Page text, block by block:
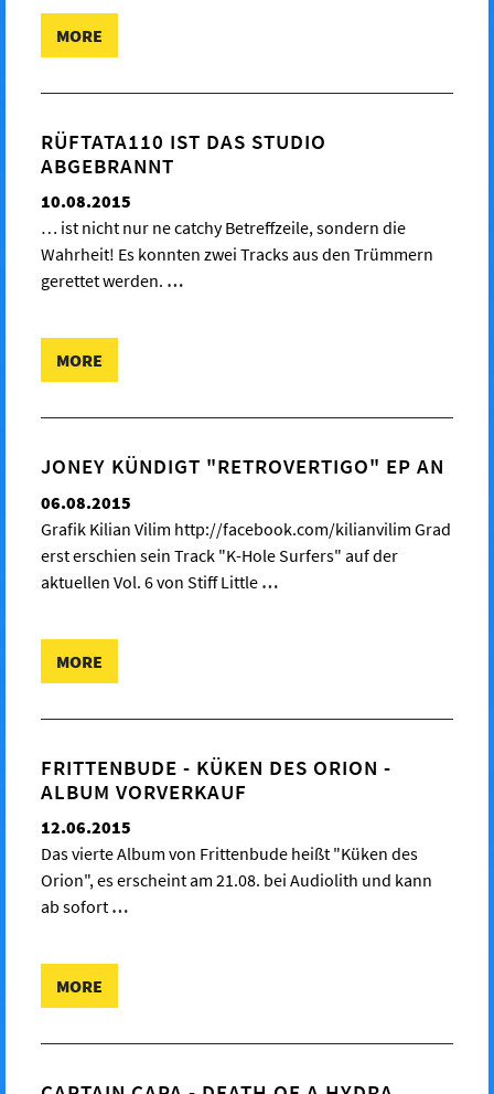
MORE
RÜFTATA110 IST DAS STUDIO
ABGEBRANNT
10.08.2015
… ist nicht nur ne catchy Betreffzeile, sondern die
Wahrheit! Es konnten zwei Tracks aus den Trümmern
gerettet werden. …
MORE
JONEY KÜNDIGT "RETROVERTIGO" EP AN
06.08.2015
Grafik Kilian Vilim http://facebook.com/kilianvilim Grad
erst erschien sein Track "K-Hole Surfers" auf der
aktuellen Vol. 6 von Stiff Little …
MORE
FRITTENBUDE - KÜKEN DES ORION -
ALBUM VORVERKAUF
12.06.2015
Das vierte Album von Frittenbude heißt "Küken des
Orion", es erscheint am 21.08. bei Audiolith und kann
ab sofort …
MORE